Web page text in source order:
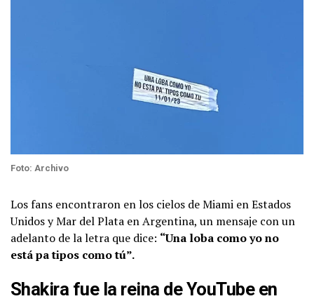
Foto: Archivo
Los fans encontraron en los cielos de Miami en Estados
Unidos y Mar del Plata en Argentina, un mensaje con un
adelanto de la letra que dice: “Una loba como yo no
está pa tipos como tú”.
Shakira fue la reina de YouTube en